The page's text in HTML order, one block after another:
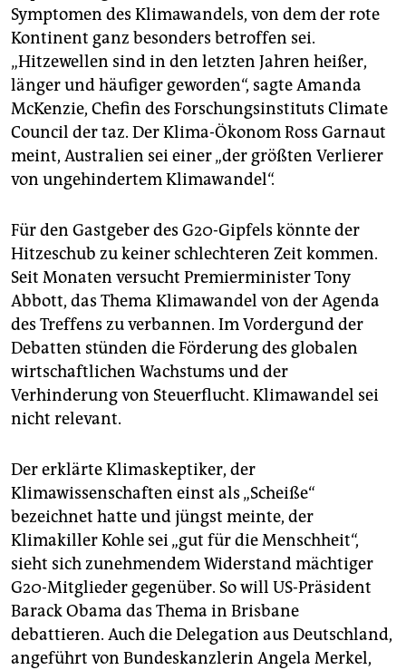
Symptomen des Klimawandels, von dem der rote
Kontinent ganz besonders betroffen sei.
„Hitzewellen sind in den letzten Jahren heißer,
länger und häufiger geworden“, sagte Amanda
McKenzie, Chefin des Forschungsinstituts Climate
Council der taz. Der Klima-Ökonom Ross Garnaut
meint, Australien sei einer „der größten Verlierer
von ungehindertem Klimawandel“.
Für den Gastgeber des G20-Gipfels könnte der
Hitzeschub zu keiner schlechteren Zeit kommen.
Seit Monaten versucht Premierminister Tony
Abbott, das Thema Klimawandel von der Agenda
des Treffens zu verbannen. Im Vordergund der
Debatten stünden die Förderung des globalen
wirtschaftlichen Wachstums und der
Verhinderung von Steuerflucht. Klimawandel sei
nicht relevant.
Der erklärte Klimaskeptiker, der
Klimawissenschaften einst als „Scheiße“
bezeichnet hatte und jüngst meinte, der
Klimakiller Kohle sei „gut für die Menschheit“,
sieht sich zunehmendem Widerstand mächtiger
G20-Mitglieder gegenüber. So will US-Präsident
Barack Obama das Thema in Brisbane
debattieren. Auch die Delegation aus Deutschland,
angeführt von Bundeskanzlerin Angela Merkel,